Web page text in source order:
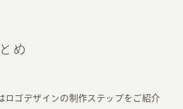
め
ロゴデザインの制作ステップをご紹介